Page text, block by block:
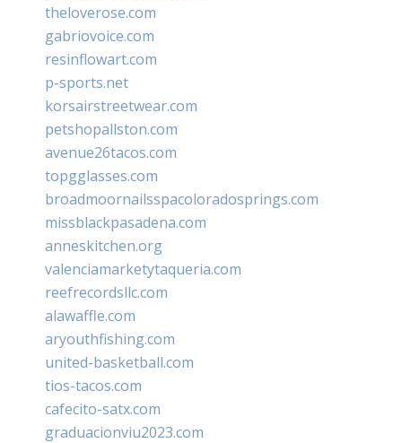
theloverose.com
gabriovoice.com
resinflowart.com
p-sports.net
korsairstreetwear.com
petshopallston.com
avenue26tacos.com
topgglasses.com
broadmoornailsspacoloradosprings.com
missblackpasadena.com
anneskitchen.org
valenciamarketytaqueria.com
reefrecordsllc.com
alawaffle.com
aryouthfishing.com
united-basketball.com
tios-tacos.com
cafecito-satx.com
graduacionviu2023.com